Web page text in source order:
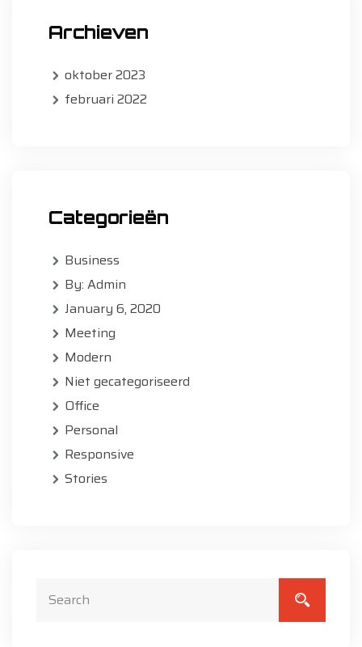
Archieven
oktober 2023
februari 2022
Categorieën
Business
By: Admin
January 6, 2020
Meeting
Modern
Niet gecategoriseerd
Office
Personal
Responsive
Stories